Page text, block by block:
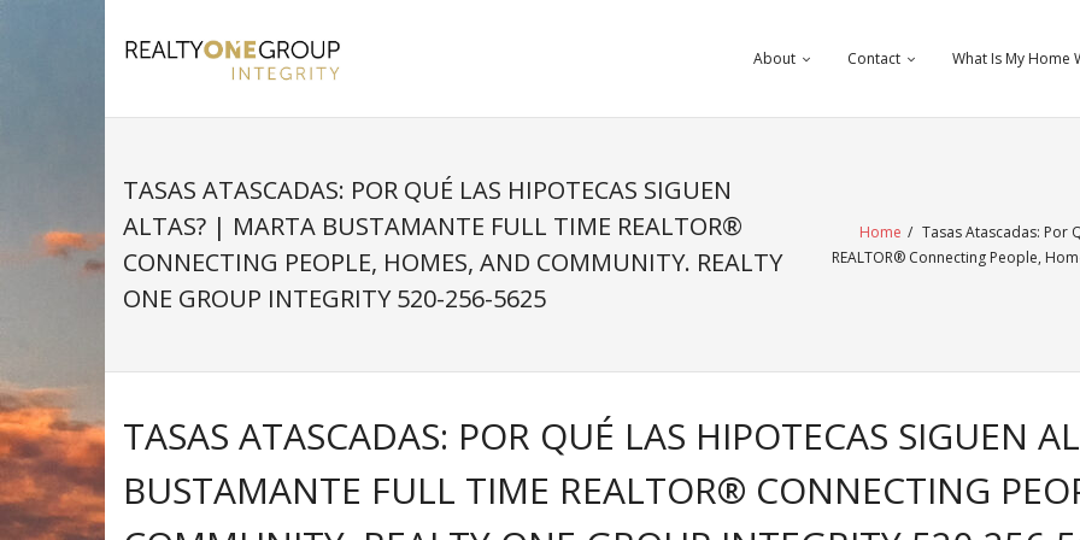
content
About Contact What Is My Home
TASAS ATASCADAS: POR QUÉ LAS HIPOTECAS SIGUEN
ALTAS? | MARTA BUSTAMANTE FULL TIME REALTOR®
CONNECTING PEOPLE, HOMES, AND COMMUNITY. REALTY
ONE GROUP INTEGRITY 520-256-5625
Home / Tasas Atascadas: Por
REALTOR® Connecting People,
TASAS ATASCADAS: POR QUÉ LAS HIPOTECAS SIGUEN
BUSTAMANTE FULL TIME REALTOR® CONNECTING